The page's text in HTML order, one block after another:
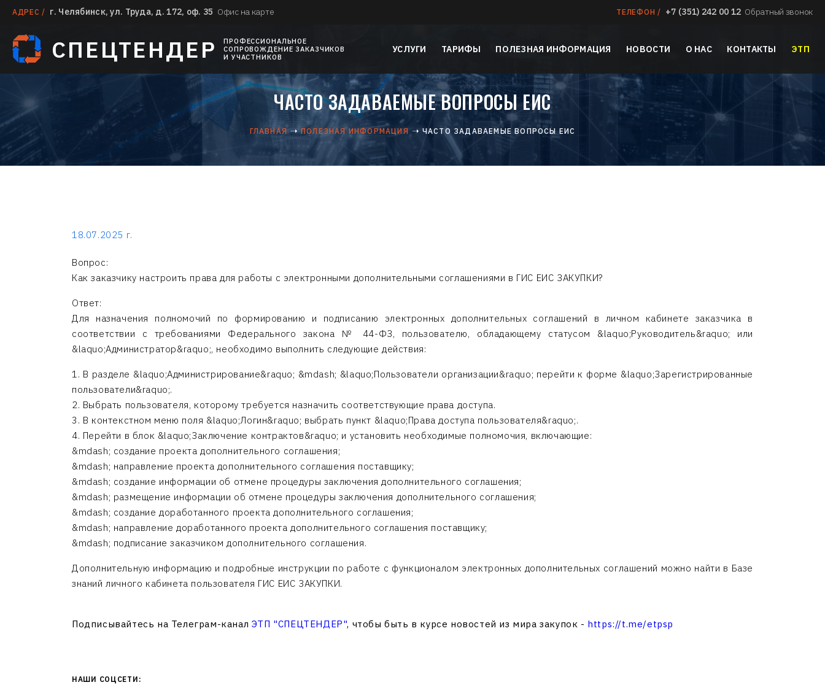
АДРЕС / г. Челябинск, ул. Труда, д. 172, оф. 35 Офис на карте ТЕЛЕФОН / +7 (351) 242 00 12 Обратный звонок
СПЕЦТЕНДЕР
ПРОФЕССИОНАЛЬНОЕ
СОПРОВОЖДЕНИЕ ЗАКАЗЧИКОВ
И УЧАСТНИКОВ
УСЛУГИ ТАРИФЫ ПОЛЕЗНАЯ ИНФОРМАЦИЯ НОВОСТИ О НАС КОНТАКТЫ ЭТП
ЧАСТО ЗАДАВАЕМЫЕ ВОПРОСЫ ЕИС
ГЛАВНАЯ ПОЛЕЗНАЯ ИНФОРМАЦИЯ ЧАСТО ЗАДАВАЕМЫЕ ВОПРОСЫ ЕИС
18.07.2025 г.
Вопрос:
Как заказчику настроить права для работы с электронными дополнительными соглашениями в ГИС ЕИС ЗАКУПКИ?
Ответ:
Для назначения полномочий по формированию и подписанию электронных дополнительных соглашений в личном кабинете заказчика в
соответствии с требованиями Федерального закона № 44-ФЗ, пользователю, обладающему статусом &laquo;Руководитель&raquo; или
&laquo;Администратор&raquo;, необходимо выполнить следующие действия:
1. В разделе &laquo;Администрирование&raquo; &mdash; &laquo;Пользователи организации&raquo; перейти к форме &laquo;Зарегистрированные
пользователи&raquo;.
2. Выбрать пользователя, которому требуется назначить соответствующие права доступа.
3. В контекстном меню поля &laquo;Логин&raquo; выбрать пункт &laquo;Права доступа пользователя&raquo;.
4. Перейти в блок &laquo;Заключение контрактов&raquo; и установить необходимые полномочия, включающие:
&mdash; создание проекта дополнительного соглашения;
&mdash; направление проекта дополнительного соглашения поставщику;
&mdash; создание информации об отмене процедуры заключения дополнительного соглашения;
&mdash; размещение информации об отмене процедуры заключения дополнительного соглашения;
&mdash; создание доработанного проекта дополнительного соглашения;
&mdash; направление доработанного проекта дополнительного соглашения поставщику;
&mdash; подписание заказчиком дополнительного соглашения.
Дополнительную информацию и подробные инструкции по работе с функционалом электронных дополнительных соглашений можно найти в Базе
знаний личного кабинета пользователя ГИС ЕИС ЗАКУПКИ.
Подписывайтесь на Телеграм-канал ЭТП "СПЕЦТЕНДЕР", чтобы быть в курсе новостей из мира закупок - https://t.me/etpsp
НАШИ СОЦСЕТИ: